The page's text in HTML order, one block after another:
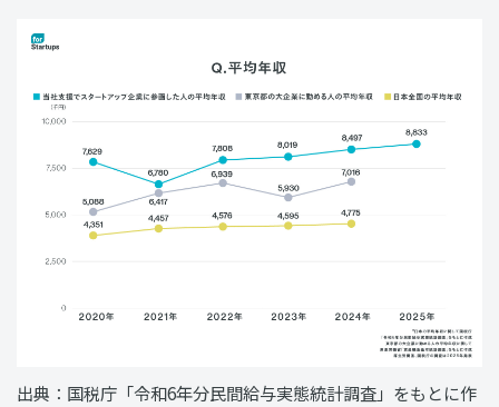
出典：国税庁「令和6年分民間給与実態統計調査」をもとに作